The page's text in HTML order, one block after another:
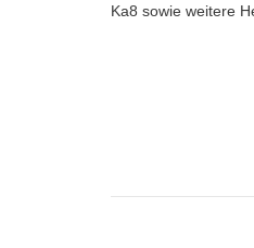
Ka8 sowie weitere